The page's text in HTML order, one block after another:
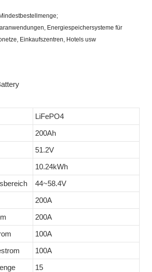
Energiespeichersysteme für
Einkaufszentren, Hotels usw
LiFePO4
200Ah
51.2V
10.24kWh
44~58.4V
200A
200A
100A
100A
15